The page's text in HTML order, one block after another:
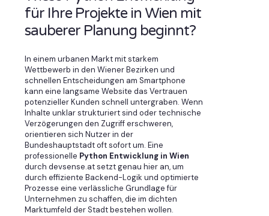
für Ihre Projekte in Wien mit
sauberer Planung beginnt?
In einem urbanen Markt mit starkem
Wettbewerb in den Wiener Bezirken und
schnellen Entscheidungen am Smartphone
kann eine langsame Website das Vertrauen
potenzieller Kunden schnell untergraben. Wenn
Inhalte unklar strukturiert sind oder technische
Verzögerungen den Zugriff erschweren,
orientieren sich Nutzer in der
Bundeshauptstadt oft sofort um. Eine
professionelle Python Entwicklung in Wien
durch devsense.at setzt genau hier an, um
durch effiziente Backend-Logik und optimierte
Prozesse eine verlässliche Grundlage für
Unternehmen zu schaffen, die im dichten
Marktumfeld der Stadt bestehen wollen.